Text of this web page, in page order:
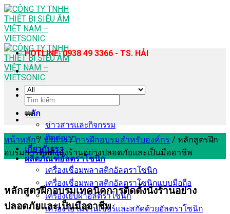
Skip
to
content
หลัก
ข่าวสารและกิจกรรม
ติดต่อเรา
เกี่ยวกับเรา
ผลิตภัณฑ์อัลตราโซนิก
เครื่องเชื่อมพลาสติกอัลตราโซนิก
เครื่องเชื่อมพลาสติกอัลตราโซนิกแบบมือถือ
เครื่องเย็บผ้าอัลตราโซนิก
เครื่องโฮโมจีไนเซอร์และสกัดด้วยอัลตราโซนิก
HOTLINE: 0938 49 3366 - TS. HẢI
ค้นหา:
หน้าหลัก / บริการ / การฝึกอบรมสำหรับองค์กร / หลักสูตรฝึก
อบรมการติดตั้งนั่งร้านอย่างปลอดภัยและเป็นมืออาชีพ
หลักสูตรฝึกอบรมเทคนิคการติดตั้งนั่งร้านอย่าง
ปลอดภัยและเป็นมืออาชีพ